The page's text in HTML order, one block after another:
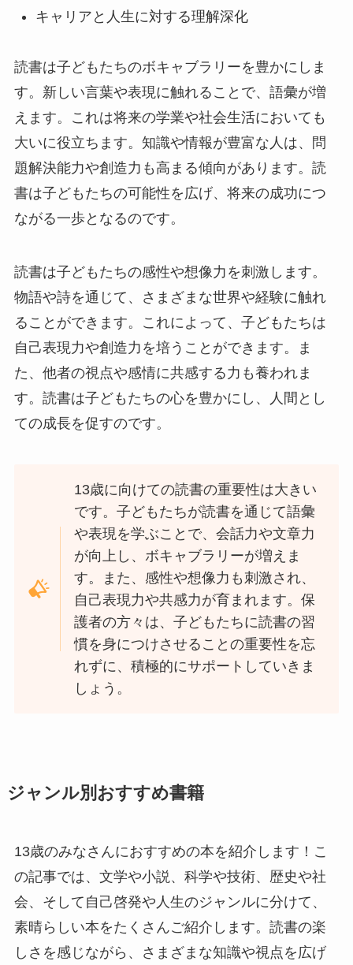
キャリアと人生に対する理解深化
読書は子どもたちのボキャブラリーを豊かにしま
す。新しい言葉や表現に触れることで、語彙が増
えます。これは将来の学業や社会生活においても
大いに役立ちます。知識や情報が豊富な人は、問
題解決能力や創造力も高まる傾向があります。読
書は子どもたちの可能性を広げ、将来の成功につ
ながる一歩となるのです。
読書は子どもたちの感性や想像力を刺激します。
物語や詩を通じて、さまざまな世界や経験に触れ
ることができます。これによって、子どもたちは
自己表現力や創造力を培うことができます。ま
た、他者の視点や感情に共感する力も養われま
す。読書は子どもたちの心を豊かにし、人間とし
ての成長を促すのです。
13歳に向けての読書の重要性は大きい
です。子どもたちが読書を通じて語彙
や表現を学ぶことで、会話力や文章力
が向上し、ボキャブラリーが増えま
す。また、感性や想像力も刺激され、
自己表現力や共感力が育まれます。保
護者の方々は、子どもたちに読書の習
慣を身につけさせることの重要性を忘
れずに、積極的にサポートしていきま
しょう。
ジャンル別おすすめ書籍
13歳のみなさんにおすすめの本を紹介します！こ
の記事では、文学や小説、科学や技術、歴史や社
会、そして自己啓発や人生のジャンルに分けて、
素晴らしい本をたくさんご紹介します。読書の楽
しさを感じながら、さまざまな知識や視点を広げ